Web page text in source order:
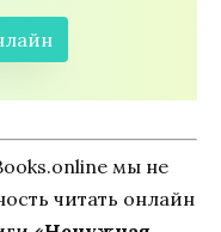
мы не
читать онлайн